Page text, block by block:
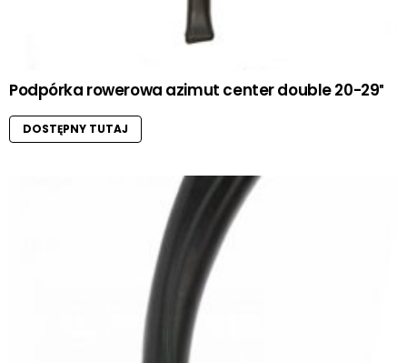
Podpórka rowerowa azimut center double 20-29″
DOSTĘPNY TUTAJ